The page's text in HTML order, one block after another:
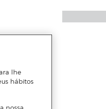
lhe
hábitos
nossa